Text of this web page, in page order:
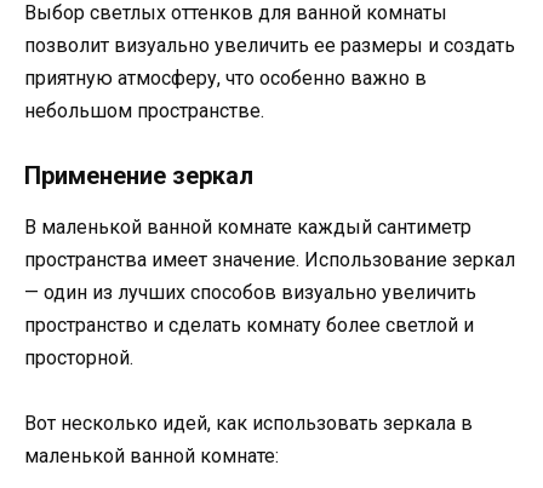
Выбор светлых оттенков для ванной комнаты
позволит визуально увеличить ее размеры и создать
приятную атмосферу, что особенно важно в
небольшом пространстве.
Применение зеркал
В маленькой ванной комнате каждый сантиметр
пространства имеет значение. Использование зеркал
— один из лучших способов визуально увеличить
пространство и сделать комнату более светлой и
просторной.
Вот несколько идей, как использовать зеркала в
маленькой ванной комнате: